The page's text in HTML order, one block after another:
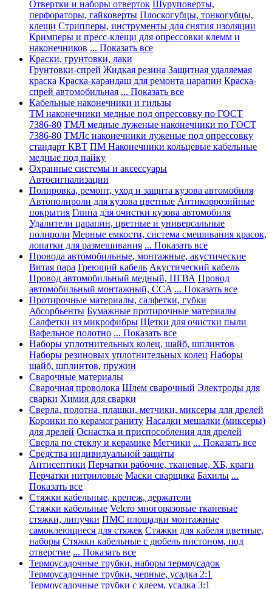
Отвертки и наборы отверток Шуруповерты,
перфораторы, гайковерты Плоскогубцы, тонкогубцы,
клещи Стрипперы, инструменты для снятия изоляции
Кримперы и пресс-клещи для опрессовки клемм и
наконечников ... Показать все
Краски, грунтовки, лаки
Грунтовки-спрей Жидкая резина Защитная удаляемая
краска Краска-карандаш для ремонта царапин Краска-
спрей автомобильная ... Показать все
Кабельные наконечники и гильзы
ТМ наконечники медные под опрессовку по ГОСТ
7386-80 ТМЛ медные луженые наконечники по ГОСТ
7386-80 ТМЛс наконечники луженые под опрессовку
стандарт КВТ ПМ Наконечники кольцевые кабельные
медные под пайку
Охранные системы и аксессуары
Автосигнализации
Полировка, ремонт, уход и защита кузова автомобиля
Автополироли для кузова цветные Антикоррозийные
покрытия Глина для очистки кузова автомобиля
Удалители царапин, цветные и универсальные
полироли Мерные емкости, система смешивания красок,
лопатки для размешивания ... Показать все
Провода автомобильные, монтажные, акустические
Витая пара Греющий кабель Акустический кабель
Провод автомобильный медный, ПГВА Провод
автомобильный монтажный, CCA ... Показать все
Протирочные материалы, салфетки, губки
Абсорбьенты Бумажные протирочные материалы
Салфетки из микрофибры Щетки для очистки пыли
Вафельное полотно ... Показать все
Наборы уплотнительных колец, шайб, шплинтов
Наборы резиновых уплотнительных колец Наборы
шайб, шплинтов, пружин
Сварочные материалы
Сварочная проволока Шлем сварочный Электроды для
сварки Химия для сварки
Сверла, полотна, плашки, метчики, миксеры для дрелей
Коронки по керамограниту Насадки мешалки (миксеры)
для дрелей Оснастка и приспособления для дрелей
Сверла по стеклу и керамике Метчики ... Показать все
Средства индивидуальной защиты
Антисептики Перчатки рабочие, тканевые, ХБ, краги
Перчатки нитриловые Маски сварщика Бахилы ...
Показать все
Стяжки кабельные, крепеж, держатели
Стяжки кабельные Velcro многоразовые тканевые
стяжки, липучки ПМС площадки монтажные
самоклеющиеся для стяжек Стяжки для кабеля цветные,
наборы Стяжки кабельные с дюбель пистоном, под
отверстие ... Показать все
Термоусадочные трубки, наборы термоусадок
Термоусадочные трубки, черные, усадка 2:1
Термоусадочные трубки с клеем, усадка 3:1